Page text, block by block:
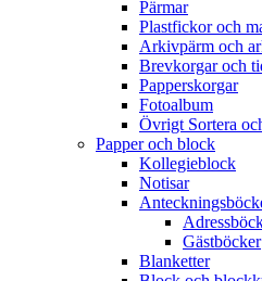
Pärmar
Plastfickor och
Arkivpärm och
Brevkorgar och
Papperskorgar
Fotoalbum
Övrigt Sortera
Papper och block
Kollegieblock
Notisar
Gästböcker
Blanketter